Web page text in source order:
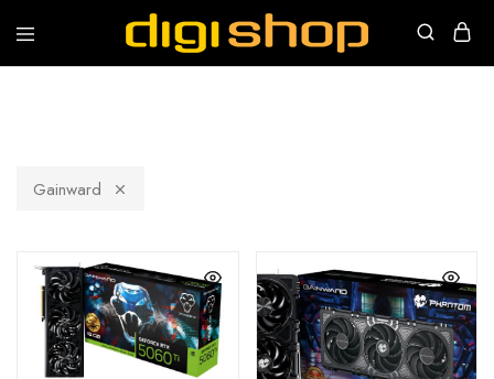
Digishop
Vaša
Gainward